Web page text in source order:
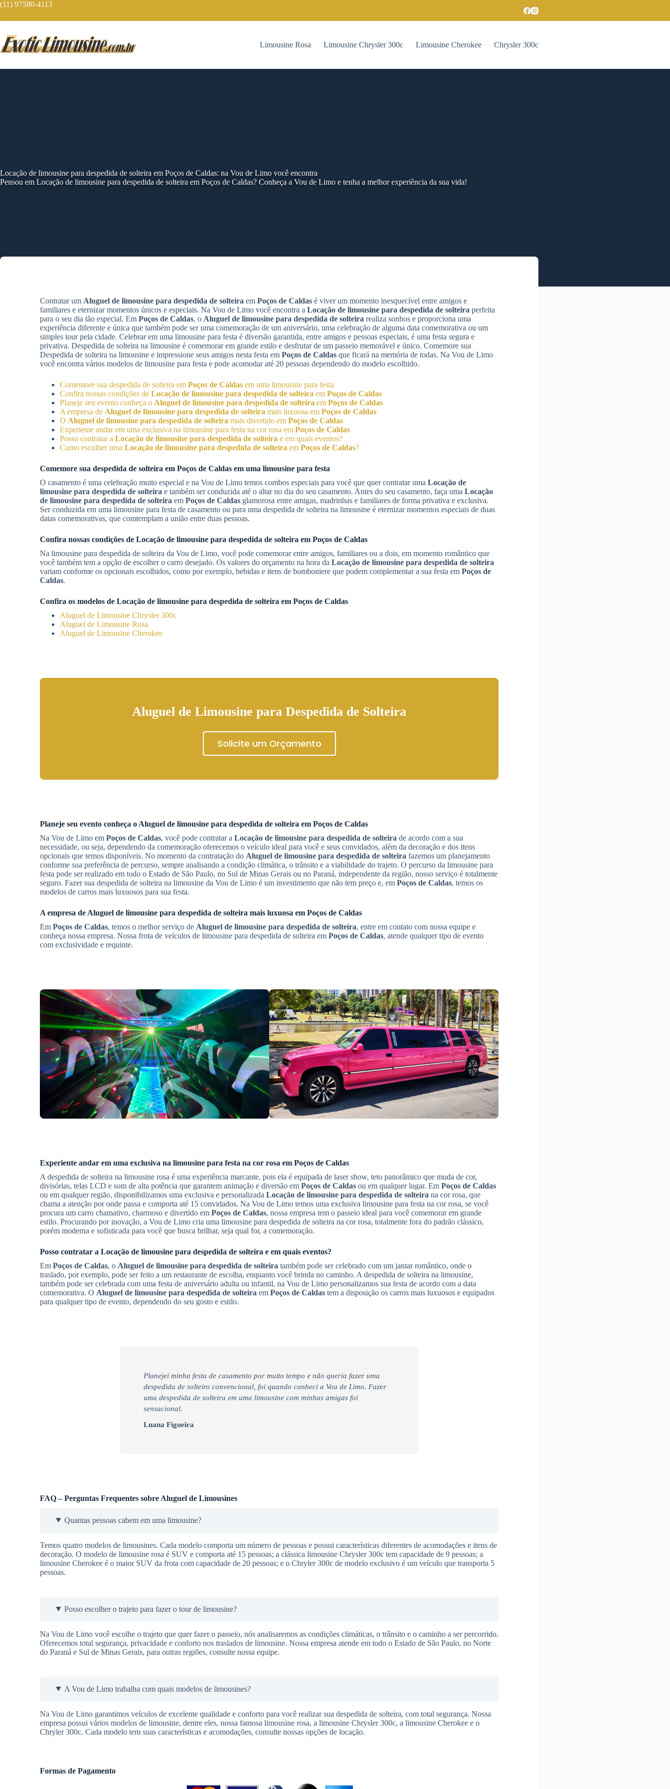
Skip
content
(11) 97580-4113
Limousine Rosa Limousine Chrysler 300c Limousine Cherokee Chrysler 300c
Locação de limousine para despedida de solteira em Poços de Caldas: na Vou de Limo você encontra
Pensou em Locação de limousine para despedida de solteira em Poços de Caldas? Conheça a Vou de Limo e tenha a melhor experiência da sua vida!
Contratar um Aluguel de limousine para despedida de solteira em Poços de Caldas é viver um momento inesquecível entre amigos e
familiares e eternizar momentos únicos e especiais. Na Vou de Limo você encontra a Locação de limousine para despedida de solteira perfeita
para o seu dia tão especial. Em Poços de Caldas, o Aluguel de limousine para despedida de solteira realiza sonhos e proporciona uma
experiência diferente e única que também pode ser uma comemoração de um aniversário, uma celebração de alguma data comemorativa ou um
simples tour pela cidade. Celebrar em uma limousine para festa é diversão garantida, entre amigos e pessoas especiais, é uma festa segura e
privativa. Despedida de solteira na limousine é comemorar em grande estilo e desfrutar de um passeio memorável e único. Comemore sua
Despedida de solteira na limousine e impressione seus amigos nesta festa em Poços de Caldas que ficará na memória de todas. Na Vou de Limo
você encontra vários modelos de limousine para festa e pode acomodar até 20 pessoas dependendo do modelo escolhido.
Comemore sua despedida de solteira em Poços de Caldas em uma limousine para festa
Confira nossas condições de Locação de limousine para despedida de solteira em Poços de Caldas
Planeje seu evento conheça o Aluguel de limousine para despedida de solteira em Poços de Caldas
A empresa de Aluguel de limousine para despedida de solteira mais luxuosa em Poços de Caldas
O Aluguel de limousine para despedida de solteira mais divertido em Poços de Caldas
Experiente andar em uma exclusiva na limousine para festa na cor rosa em Poços de Caldas
Posso contratar a Locação de limousine para despedida de solteira e em quais eventos?
Como escolher uma Locação de limousine para despedida de solteira em Poços de Caldas?
Comemore sua despedida de solteira em Poços de Caldas em uma limousine para festa
O casamento é uma celebração muito especial e na Vou de Limo temos combos especiais para você que quer contratar uma Locação de
limousine para despedida de solteira e também ser conduzida até o altar no dia do seu casamento. Antes do seu casamento, faça uma Locação
de limousine para despedida de solteira em Poços de Caldas glamorosa entre amigas, madrinhas e familiares de forma privativa e exclusiva.
Ser conduzida em uma limousine para festa de casamento ou para uma despedida de solteira na limousine é eternizar momentos especiais de duas
datas comemorativas, que comtemplam a união entre duas pessoas.
Confira nossas condições de Locação de limousine para despedida de solteira em Poços de Caldas
Na limousine para despedida de solteira da Vou de Limo, você pode comemorar entre amigos, familiares ou a dois, em momento romântico que
você também tem a opção de escolher o carro desejado. Os valores do orçamento na hora da Locação de limousine para despedida de solteira
variam conforme os opcionais escolhidos, como por exemplo, bebidas e itens de bomboniere que podem complementar a sua festa em Poços de
Caldas.
Confira os modelos de Locação de limousine para despedida de solteira em Poços de Caldas
Aluguel de Limousine Chrysler 300c
Aluguel de Limousine Rosa
Aluguel de Limousine Cherokee
Aluguel de Limousine para Despedida de Solteira
Solicite um Orçamento
Planeje seu evento conheça o Aluguel de limousine para despedida de solteira em Poços de Caldas
Na Vou de Limo em Poços de Caldas, você pode contratar a Locação de limousine para despedida de solteira de acordo com a sua
necessidade, ou seja, dependendo da comemoração oferecemos o veículo ideal para você e seus convidados, além da decoração e dos itens
opcionais que temos disponíveis. No momento da contratação do Aluguel de limousine para despedida de solteira fazemos um planejamento
conforme sua preferência de percurso, sempre analisando a condição climática, o trânsito e a viabilidade do trajeto. O percurso da limousine para
festa pode ser realizado em todo o Estado de São Paulo, no Sul de Minas Gerais ou no Paraná, independente da região, nosso serviço é totalmente
seguro. Fazer sua despedida de solteira na limousine da Vou de Limo é um investimento que não tem preço e, em Poços de Caldas, temos os
modelos de carros mais luxuosos para sua festa.
A empresa de Aluguel de limousine para despedida de solteira mais luxuosa em Poços de Caldas
Em Poços de Caldas, temos o melhor serviço de Aluguel de limousine para despedida de solteira, entre em contato com nossa equipe e
conheça nossa empresa. Nossa frota de veículos de limousine para despedida de solteira em Poços de Caldas, atende qualquer tipo de evento
com exclusividade e requinte.
Experiente andar em uma exclusiva na limousine para festa na cor rosa em Poços de Caldas
A despedida de solteira na limousine rosa é uma experiência marcante, pois ela é equipada de laser show, teto panorâmico que muda de cor,
divisórias, telas LCD e som de alta potência que garantem animação e diversão em Poços de Caldas ou em qualquer lugar. Em Poços de Caldas
ou em qualquer região, disponibilizamos uma exclusiva e personalizada Locação de limousine para despedida de solteira na cor rosa, que
chama a atenção por onde passa e comporta até 15 convidados. Na Vou de Limo temos uma exclusiva limousine para festa na cor rosa, se você
procura um carro chamativo, charmoso e divertido em Poços de Caldas, nossa empresa tem o passeio ideal para você comemorar em grande
estilo. Procurando por inovação, a Vou de Limo cria uma limousine para despedida de solteira na cor rosa, totalmente fora do padrão clássico,
porém moderna e sofisticada para você que busca brilhar, seja qual for, a comemoração.
Posso contratar a Locação de limousine para despedida de solteira e em quais eventos?
Em Poços de Caldas, o Aluguel de limousine para despedida de solteira também pode ser celebrado com um jantar romântico, onde o
traslado, por exemplo, pode ser feito a um restaurante de escolha, enquanto você brinda no caminho. A despedida de solteira na limousine,
também pode ser celebrada com uma festa de aniversário adulta ou infantil, na Vou de Limo personalizamos sua festa de acordo com a data
comemorativa. O Aluguel de limousine para despedida de solteira em Poços de Caldas tem a disposição os carros mais luxuosos e equipados
para qualquer tipo de evento, dependendo do seu gosto e estilo.
Planejei minha festa de casamento por muito tempo e não queria fazer uma
despedida de solteiro convencional, foi quando conheci a Vou de Limo. Fazer
uma despedida de solteira em uma limousine com minhas amigas foi
sensacional.
Luana Figueira
FAQ – Perguntas Frequentes sobre Aluguel de Limousines
Quantas pessoas cabem em uma limousine?
Temos quatro modelos de limousines. Cada modelo comporta um número de pessoas e possui características diferentes de acomodações e itens de
decoração. O modelo de limousine rosa é SUV e comporta até 15 pessoas; a clássica limousine Chrysler 300c tem capacidade de 9 pessoas; a
limousine Cherokee é o maior SUV da frota com capacidade de 20 pessoas; e o Chryler 300c de modelo exclusivo é um veículo que transporta 5
pessoas.
Posso escolher o trajeto para fazer o tour de limousine?
Na Vou de Limo você escolhe o trajeto que quer fazer o passeio, nós analisaremos as condições climáticas, o trânsito e o caminho a ser percorrido.
Oferecemos total segurança, privacidade e conforto nos traslados de limousine. Nossa empresa atende em todo o Estado de São Paulo, no Norte
do Paraná e Sul de Minas Gerais, para outras regiões, consulte nossa equipe.
A Vou de Limo trabalha com quais modelos de limousines?
Na Vou de Limo garantimos veículos de excelente qualidade e conforto para você realizar sua despedida de solteira, com total segurança. Nossa
empresa possui vários modelos de limousine, dentre eles, nossa famosa limousine rosa, a limousine Chrysler 300c, a limousine Cherokee e o
Chryler 300c. Cada modelo tem suas características e acomodações, consulte nossas opções de locação.
Formas de Pagamento